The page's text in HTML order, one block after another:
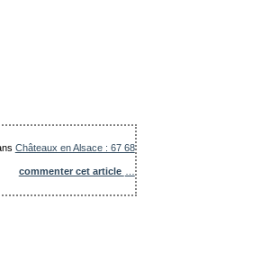
Châteaux en Alsace : 67 68
commenter cet article